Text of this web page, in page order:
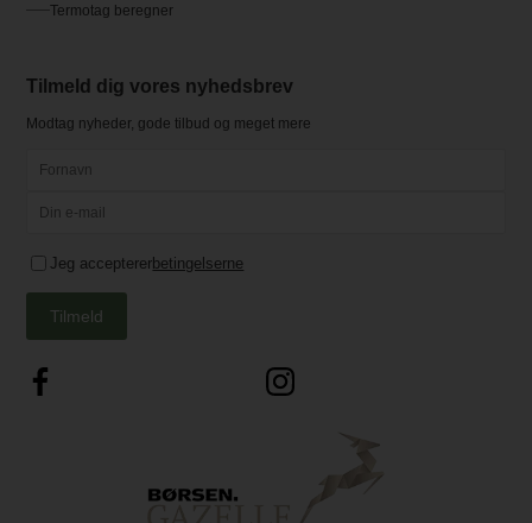
Termotag beregner
Tilmeld dig vores nyhedsbrev
Modtag nyheder, gode tilbud og meget mere
Jeg acceptererbetingelserne
Tilmeld